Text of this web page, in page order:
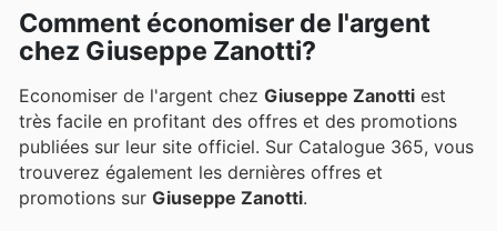
Comment économiser de l'argent
chez Giuseppe Zanotti?
Economiser de l'argent chez Giuseppe Zanotti est
très facile en profitant des offres et des promotions
publiées sur leur site officiel. Sur Catalogue 365, vous
trouverez également les dernières offres et
promotions sur Giuseppe Zanotti.